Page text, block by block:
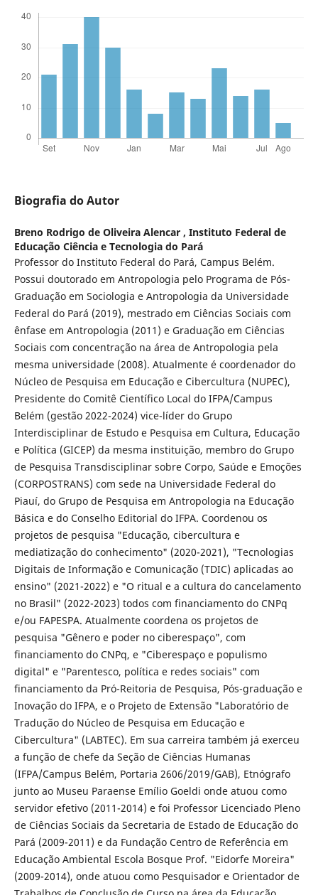
Biografia do Autor
Breno Rodrigo de Oliveira Alencar , Instituto Federal de
Educação Ciência e Tecnologia do Pará
Professor do Instituto Federal do Pará, Campus Belém.
Possui doutorado em Antropologia pelo Programa de Pós-
Graduação em Sociologia e Antropologia da Universidade
Federal do Pará (2019), mestrado em Ciências Sociais com
ênfase em Antropologia (2011) e Graduação em Ciências
Sociais com concentração na área de Antropologia pela
mesma universidade (2008). Atualmente é coordenador do
Núcleo de Pesquisa em Educação e Cibercultura (NUPEC),
Presidente do Comitê Científico Local do IFPA/Campus
Belém (gestão 2022-2024) vice-líder do Grupo
Interdisciplinar de Estudo e Pesquisa em Cultura, Educação
e Política (GICEP) da mesma instituição, membro do Grupo
de Pesquisa Transdisciplinar sobre Corpo, Saúde e Emoções
(CORPOSTRANS) com sede na Universidade Federal do
Piauí, do Grupo de Pesquisa em Antropologia na Educação
Básica e do Conselho Editorial do IFPA. Coordenou os
projetos de pesquisa "Educação, cibercultura e
mediatização do conhecimento" (2020-2021), "Tecnologias
Digitais de Informação e Comunicação (TDIC) aplicadas ao
ensino" (2021-2022) e "O ritual e a cultura do cancelamento
no Brasil" (2022-2023) todos com financiamento do CNPq
e/ou FAPESPA. Atualmente coordena os projetos de
pesquisa "Gênero e poder no ciberespaço", com
financiamento do CNPq, e "Ciberespaço e populismo
digital" e "Parentesco, política e redes sociais" com
financiamento da Pró-Reitoria de Pesquisa, Pós-graduação e
Inovação do IFPA, e o Projeto de Extensão "Laboratório de
Tradução do Núcleo de Pesquisa em Educação e
Cibercultura" (LABTEC). Em sua carreira também já exerceu
a função de chefe da Seção de Ciências Humanas
(IFPA/Campus Belém, Portaria 2606/2019/GAB), Etnógrafo
junto ao Museu Paraense Emílio Goeldi onde atuou como
servidor efetivo (2011-2014) e foi Professor Licenciado Pleno
de Ciências Sociais da Secretaria de Estado de Educação do
Pará (2009-2011) e da Fundação Centro de Referência em
Educação Ambiental Escola Bosque Prof. "Eidorfe Moreira"
(2009-2014), onde atuou como Pesquisador e Orientador de